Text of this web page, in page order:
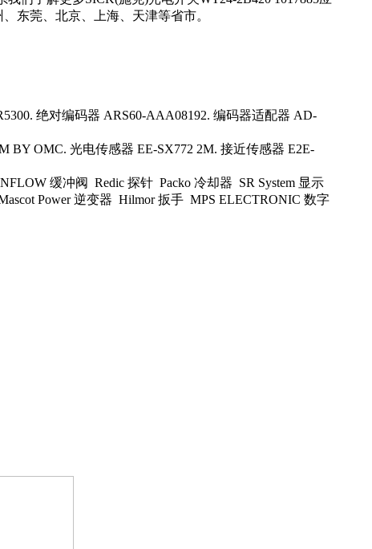
东莞、北京、上海、天津等省市。
绝对编码器 ARS60-AAA08192. 编码器适配器 AD-
BY OMC. 光电传感器 EE-SX772 2M. 接近传感器 E2E-
缓冲阀 Redic 探针 Packo 冷却器 SR System 显示
Power 逆变器 Hilmor 扳手 MPS ELECTRONIC 数字